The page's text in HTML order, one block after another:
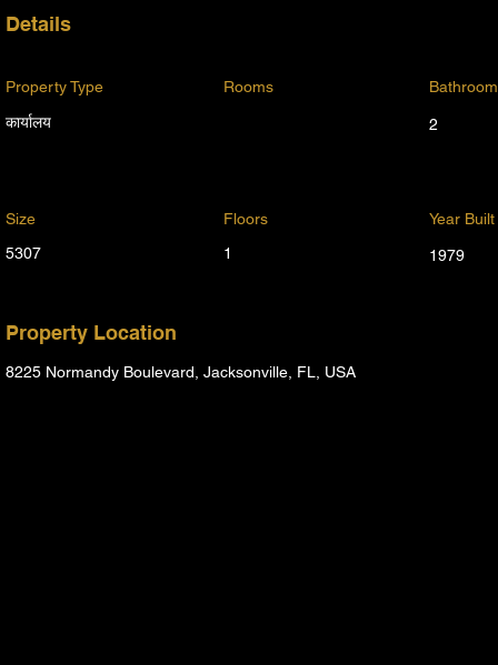
Details
Property Type Rooms
कार्यालय
2
Size Floors
Year Built
5307
1 1979
Property Location
8225 Normandy Boulevard, Jacksonville, FL, USA